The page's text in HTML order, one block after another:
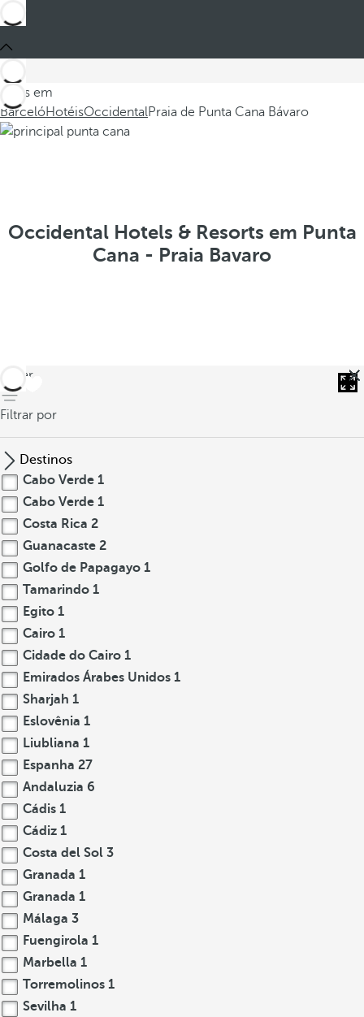
Estes em
BarcelóHotéisOccidentalPraia de Punta Cana Bávaro
Occidental Hotels & Resorts em Punta
Cana - Praia Bavaro
voltar
Filtrar por
Destinos
Cabo Verde 1
Cabo Verde 1
Costa Rica 2
Guanacaste 2
Golfo de Papagayo 1
Tamarindo 1
Egito 1
Cairo 1
Cidade do Cairo 1
Emirados Árabes Unidos 1
Sharjah 1
Eslovênia 1
Liubliana 1
Espanha 27
Andaluzia 6
Cádis 1
Cádiz 1
Costa del Sol 3
Granada 1
Granada 1
Málaga 3
Fuengirola 1
Marbella 1
Torremolinos 1
Sevilha 1